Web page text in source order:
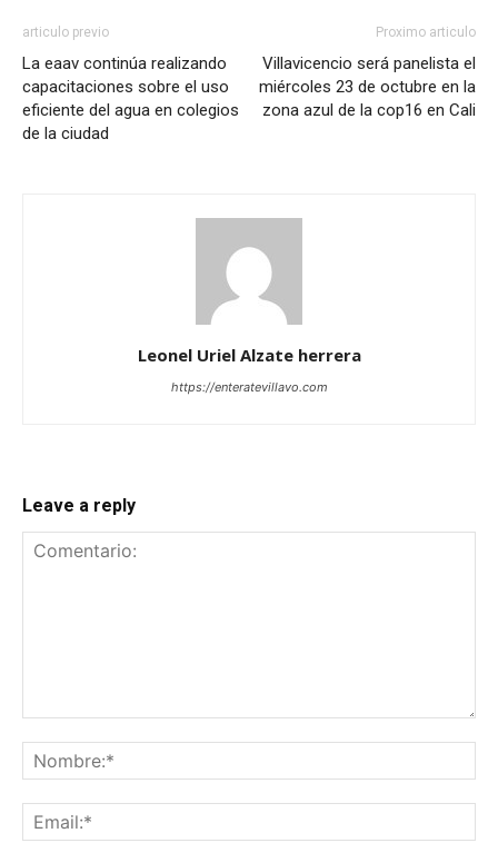
articulo previo
La eaav continúa realizando
capacitaciones sobre el uso
eficiente del agua en colegios
de la ciudad
Proximo articulo
Villavicencio será panelista el
miércoles 23 de octubre en la
zona azul de la cop16 en Cali
Leonel Uriel Alzate herrera
https://enteratevillavo.com
Leave a reply